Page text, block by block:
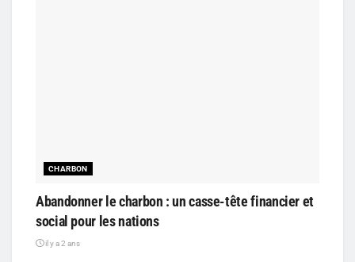
CHARBON
Abandonner le charbon : un casse-tête financier et
social pour les nations
il y a 2 ans